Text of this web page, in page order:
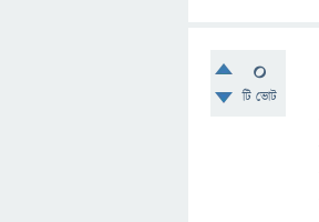
0
টি ভোট